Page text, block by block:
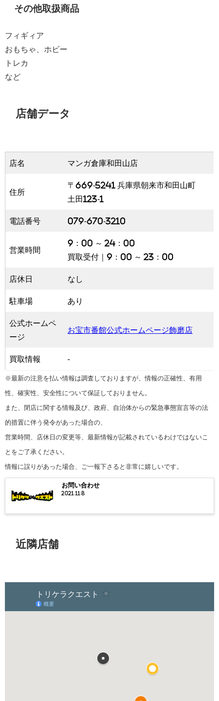
その他取扱商品
フィギィア
おもちゃ、ホビー
トレカ
など
店舗データ
店名 マンガ倉庫和田山店
住所
〒669-5241 兵庫県朝来市和田山町
土田123-1
電話番号 079-670-3210
営業時間
9：00 ～ 24：00
買取受付｜9：00 ～ 23：00
店休日 なし
駐車場 あり
公式ホームペ
ージ
お宝市番館公式ホームページ飾磨店
買取情報 -
※最新の注意を払い情報は調査しておりますが、情報の正確性、有用
性、確実性、安全性について保証しておりません。
また、閉店に関する情報及び、政府、自治体からの緊急事態宣言等の法
的措置に伴う発令があった場合の、
営業時間、店休日の変更等、最新情報が記載されているわけではないこ
とをご了承ください。
情報に誤りがあった場合、ご一報下さると非常に嬉しいです。
お問い合わせ
2021.11.8
近隣店舗